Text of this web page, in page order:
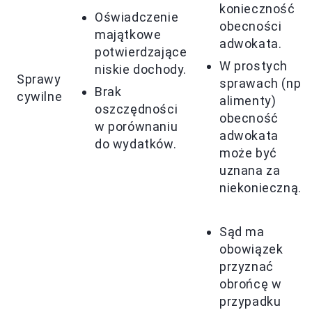
Sprawy
cywilne
Oświadczenie
majątkowe
potwierdzające
niskie dochody.
Brak
oszczędności
w porównaniu
do wydatków.
konieczność
obecności
adwokata.
W prostych
sprawach (np.
alimenty)
obecność
adwokata
może być
uznana za
niekonieczną.
Sąd ma
obowiązek
przyznać
obrońcę w
przypadku